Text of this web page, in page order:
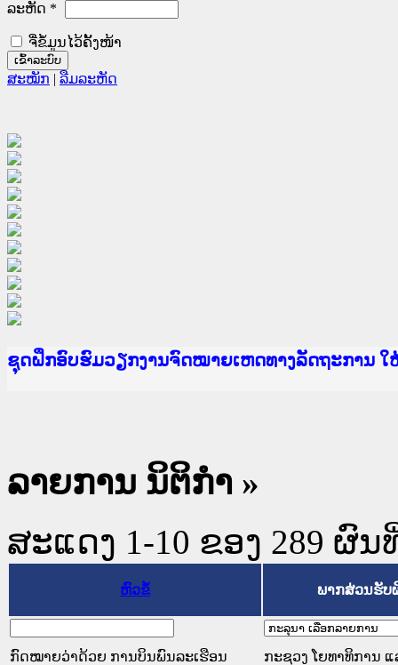
ລະຫັດ *
ຈື່ຂໍ້ມູນໄວ້ຄັ້ງໜ້າ
ສະໝັກ | ລືມລະຫັດ
Ministry of Justice Lao PDR
ເຜີຍແຜ່ວັບໄຊຈົດໝາຍເຫດທາງລັດຖະການ ແລະ ແອັ
ກະຊວງຍຸຕິທຳ
ຊຸດຝຶກອົບຮົມວຽກງານຈົດໝາຍເຫດທາງລັດຖະການ
ກອງປະຊຸມທົບທວນຄືນການຈັດຕັ້ງປະຕິບັດວຽກງານຈົ
ຝຶກອົບຮົມ ຜູ່ປະສານງານວຽກງານຈົດໝາຍເຫດທາງລັ
ຝຶກອົບຮົມ ຜູ່ປະສານງານວຽກງານຈົດໝາຍເຫດທາງລັ
ເຜີຍແຜ່ແອັບກົດໝາຍລາວ ແລະ ເວັບໄຊຈົດໝາຍເຫດ
ເຜີຍແຜ່ແອັບກົດໝາຍລາວ ແລະ ເວັບໄຊຈົດໝາຍເຫດ
ຍົກລະດັບວຽກງານຈົດໝາຍເຫດທາງລັດຖະການໃຫ້ຜູ້
ຊຸດຝຶກອົບຮົມວຽກງານຈົດໝາຍເຫດທາງລັດຖະການ ໃ
ລາຍການ ນິຕິກໍາ »
ສະແດງ 1-10 ຂອງ 289 ຜົນ
ຫົວຂໍ້ ພາກສ່ວນຮັບ
ກົດໝາຍວ່າດ້ວຍ ການບິນພົນລະເຮືອນ
ກະຊວງ ໂຍທາທິການ